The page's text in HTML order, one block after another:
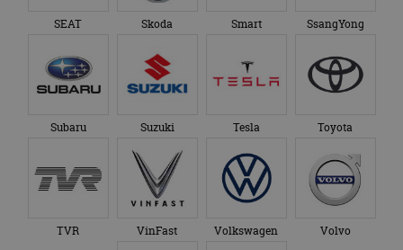
SEAT Skoda Smart SsangYong
Subaru Suzuki Tesla Toyota
TVR VinFast Volkswagen Volvo